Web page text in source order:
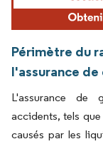
Périmètre du
l'assurance
L'assurance de
accidents, tels
causés par les